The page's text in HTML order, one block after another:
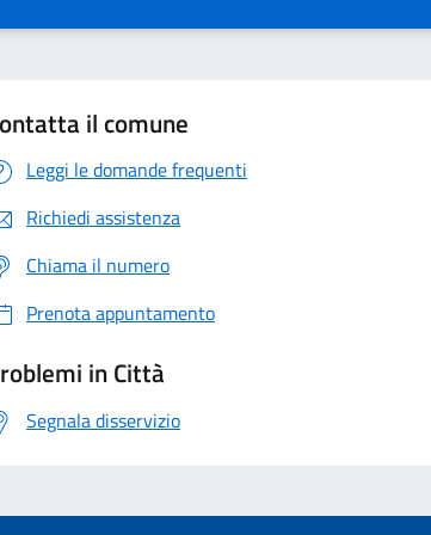
il comune
Leggi le domande frequenti
Richiedi assistenza
Chiama il numero
Prenota appuntamento
in Città
Segnala disservizio